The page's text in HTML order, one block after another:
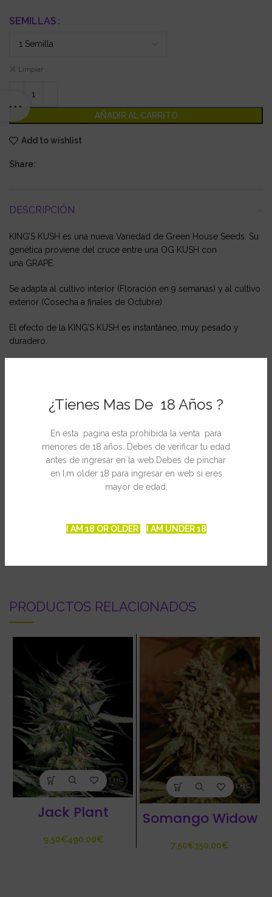
¿Tienes Mas De 18 Años ?
En esta pagina esta prohibida la venta para
menores de 18 años. Debes de verificar tu edad
antes de ingresar en la web.Debes de pinchar
en I,m older 18 para ingresar en web si eres
mayor de edad.
I AM 18 OR OLDER I AM UNDER 18
SEMILLAS
Limpiar
AÑADIR AL CARRITO
Add to wishlist
Share:
DESCRIPCIÓN
KING’S KUSH es una nueva Variedad de Green House Seeds. Su
genética proviene del cruce entre una OG KUSH con
una GRAPE.
Se adapta al cultivo interior (Floración en 9 semanas) y al cultivo
exterior (Cosecha a finales de Octubre).
El efecto de la KING’S KUSH es instantáneo, muy pesado y
duradero.
Sexo: Feminizada
Genética: Principal índica
Floración: 60 a 70
Cosecha: OCT 16 a 31
PRODUCTOS RELACIONADOS
Jack Plant
€ €
Somango Widow
€ €